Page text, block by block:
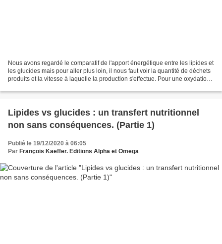
Nous avons regardé le comparatif de l'apport énergétique entre les lipides et
les glucides mais pour aller plus loin, il nous faut voir la quantité de déchets
produits et la vitesse à laquelle la production s'effectue. Pour une oxydation
Lipides vs glucides : un transfert nutritionnel
non sans conséquences. (Partie 1)
Publié le 19/12/2020 à 06:05
Par François Kaeffer. Editions Alpha et Omega